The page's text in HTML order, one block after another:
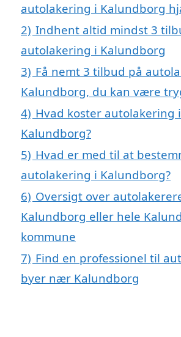
autolakering i Kalundborg
2) Indhent altid mindst 3
autolakering i Kalundborg
3) Få nemt 3 tilbud på
Kalundborg, du kan være
4) Hvad koster autolakering i
Kalundborg?
5) Hvad er med til at
autolakering i Kalundborg?
6) Oversigt over
Kalundborg eller hele
kommune
7) Find en professionel til
byer nær Kalundborg